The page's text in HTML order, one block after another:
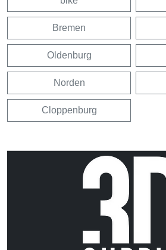
Bremen
Oldenburg
Norden
Cloppenburg